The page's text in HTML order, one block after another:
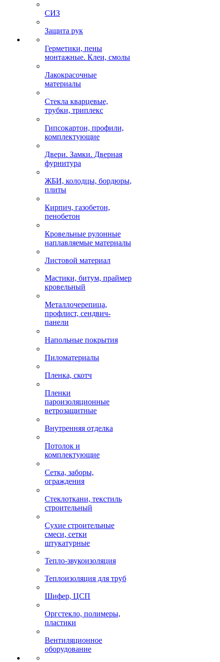
СИЗ
Защита рук
Герметики, пены
монтажные. Клеи, смолы
Лакокрасочные
материалы
Стекла кварцевые,
трубки, триплекс
Гипсокартон, профили,
комплектующие
Двери. Замки. Дверная
фурнитура
ЖБИ, колодцы, бордюры,
плиты
Кирпич, газобетон,
пенобетон
Кровельные рулонные
наплавляемые материалы
Листовой материал
Мастики, битум, праймер
кровельный
Металлочерепица,
профлист, сендвич-
панели
Напольные покрытия
Пиломатериалы
Пленка, скотч
Пленки
пароизоляционные
ветрозащитные
Внутренняя отделка
Потолок и
комплектующие
Сетка, заборы,
ограждения
Стеклоткани, текстиль
строительный
Сухие строительные
смеси, сетки
штукатурные
Тепло-звукоизоляция
Теплоизоляция для труб
Шифер, ЦСП
Оргстекло, полимеры,
пластики
Вентиляционное
оборудование